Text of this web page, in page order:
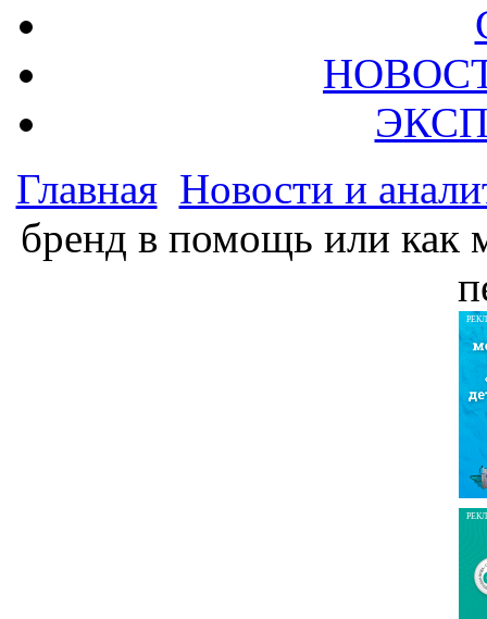
Главная Новости и
бренд в помощь или как